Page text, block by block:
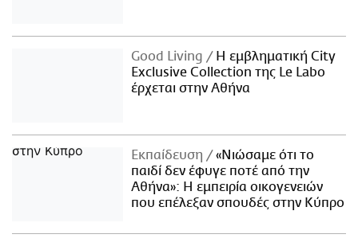
Good Living
Η εμβληματική City
Exclusive Collection της Le Labo
έρχεται στην Αθήνα
Εκπαίδευση
«Νιώσαμε ότι το
παιδί δεν έφυγε ποτέ από την
Αθήνα»: Η εμπειρία οικογενειών
που επέλεξαν σπουδές στην Κύπρο